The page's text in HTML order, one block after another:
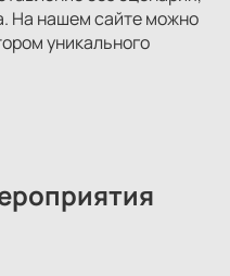
На нашем сайте можно
уникального